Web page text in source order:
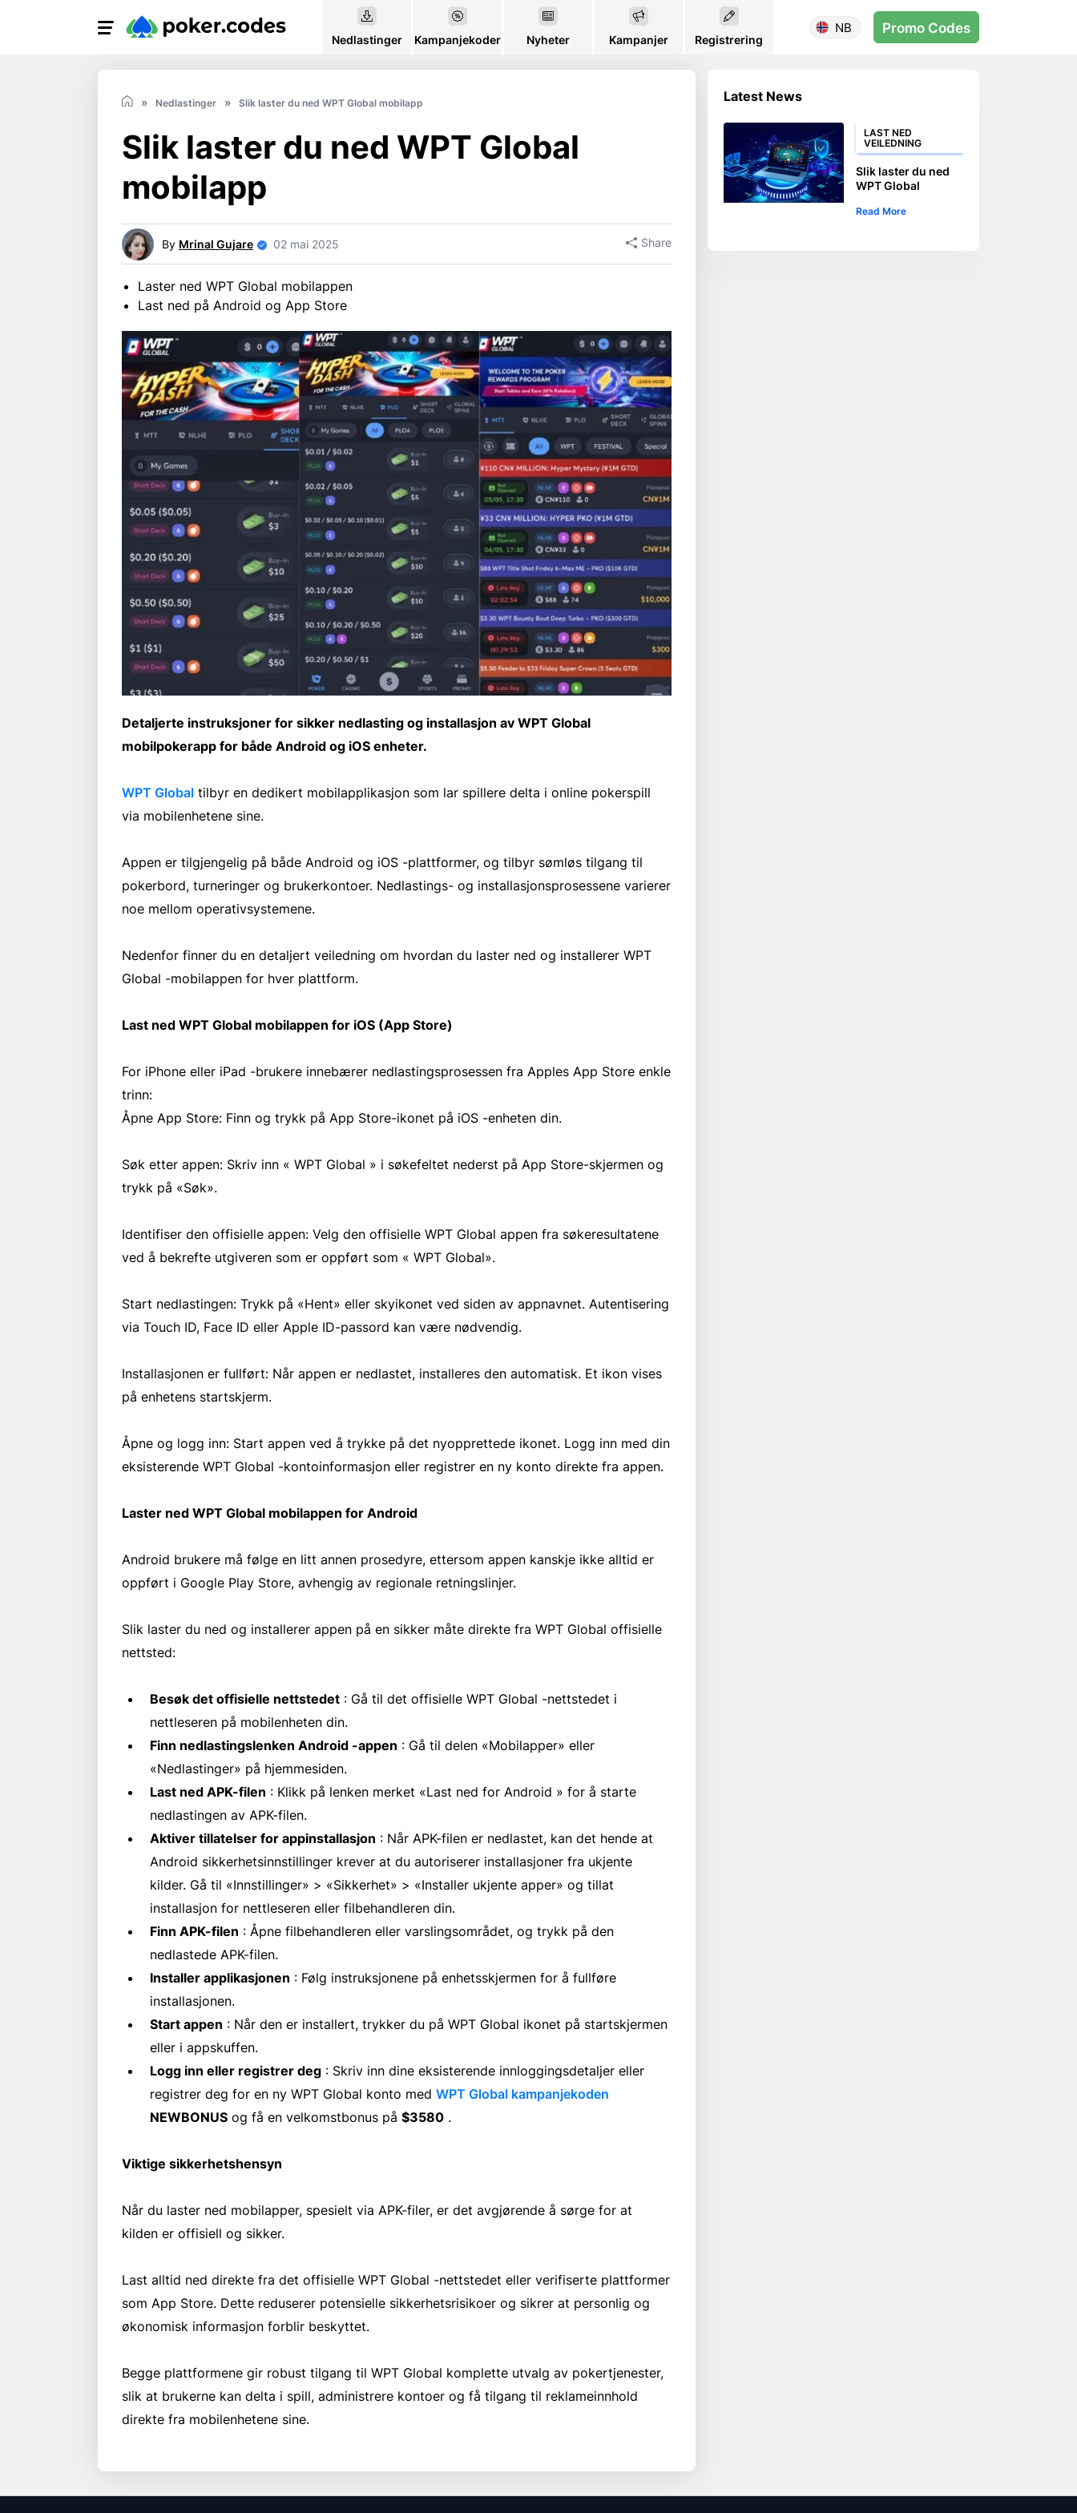
Nedlastinger Kampanjekoder Nyheter Kampanjer Registrering
NB Promo Codes
Nedlastinger Slik laster du ned WPT Global mobilapp
Slik laster du ned WPT Global
mobilapp
By Mrinal Gujare 02 mai 2025 Share
Laster ned WPT Global mobilappen
Last ned på Android og App Store
Detaljerte instruksjoner for sikker nedlasting og installasjon av WPT Global
mobilpokerapp for både Android og iOS enheter.
WPT Global tilbyr en dedikert mobilapplikasjon som lar spillere delta i online pokerspill
via mobilenhetene sine.
Appen er tilgjengelig på både Android og iOS -plattformer, og tilbyr sømløs tilgang til
pokerbord, turneringer og brukerkontoer. Nedlastings- og installasjonsprosessene varierer
noe mellom operativsystemene.
Nedenfor finner du en detaljert veiledning om hvordan du laster ned og installerer WPT
Global -mobilappen for hver plattform.
Last ned WPT Global mobilappen for iOS (App Store)
For iPhone eller iPad -brukere innebærer nedlastingsprosessen fra Apples App Store enkle
trinn:
Åpne App Store: Finn og trykk på App Store-ikonet på iOS -enheten din.
Søk etter appen: Skriv inn « WPT Global » i søkefeltet nederst på App Store-skjermen og
trykk på «Søk».
Identifiser den offisielle appen: Velg den offisielle WPT Global appen fra søkeresultatene
ved å bekrefte utgiveren som er oppført som « WPT Global».
Start nedlastingen: Trykk på «Hent» eller skyikonet ved siden av appnavnet. Autentisering
via Touch ID, Face ID eller Apple ID-passord kan være nødvendig.
Installasjonen er fullført: Når appen er nedlastet, installeres den automatisk. Et ikon vises
på enhetens startskjerm.
Åpne og logg inn: Start appen ved å trykke på det nyopprettede ikonet. Logg inn med din
eksisterende WPT Global -kontoinformasjon eller registrer en ny konto direkte fra appen.
Laster ned WPT Global mobilappen for Android
Android brukere må følge en litt annen prosedyre, ettersom appen kanskje ikke alltid er
oppført i Google Play Store, avhengig av regionale retningslinjer.
Slik laster du ned og installerer appen på en sikker måte direkte fra WPT Global offisielle
nettsted:
Besøk det offisielle nettstedet : Gå til det offisielle WPT Global -nettstedet i
nettleseren på mobilenheten din.
Finn nedlastingslenken Android -appen : Gå til delen «Mobilapper» eller
«Nedlastinger» på hjemmesiden.
Last ned APK-filen : Klikk på lenken merket «Last ned for Android » for å starte
nedlastingen av APK-filen.
Aktiver tillatelser for appinstallasjon : Når APK-filen er nedlastet, kan det hende at
Android sikkerhetsinnstillinger krever at du autoriserer installasjoner fra ukjente
kilder. Gå til «Innstillinger» > «Sikkerhet» > «Installer ukjente apper» og tillat
installasjon for nettleseren eller filbehandleren din.
Finn APK-filen : Åpne filbehandleren eller varslingsområdet, og trykk på den
nedlastede APK-filen.
Installer applikasjonen : Følg instruksjonene på enhetsskjermen for å fullføre
installasjonen.
Start appen : Når den er installert, trykker du på WPT Global ikonet på startskjermen
eller i appskuffen.
Logg inn eller registrer deg : Skriv inn dine eksisterende innloggingsdetaljer eller
registrer deg for en ny WPT Global konto med WPT Global kampanjekoden
NEWBONUS og få en velkomstbonus på $3580 .
Viktige sikkerhetshensyn
Når du laster ned mobilapper, spesielt via APK-filer, er det avgjørende å sørge for at
kilden er offisiell og sikker.
Last alltid ned direkte fra det offisielle WPT Global -nettstedet eller verifiserte plattformer
som App Store. Dette reduserer potensielle sikkerhetsrisikoer og sikrer at personlig og
økonomisk informasjon forblir beskyttet.
Begge plattformene gir robust tilgang til WPT Global komplette utvalg av pokertjenester,
slik at brukerne kan delta i spill, administrere kontoer og få tilgang til reklameinnhold
direkte fra mobilenhetene sine.
Latest News
LAST NED
VEILEDNING
Slik laster du ned
WPT Global
Read More